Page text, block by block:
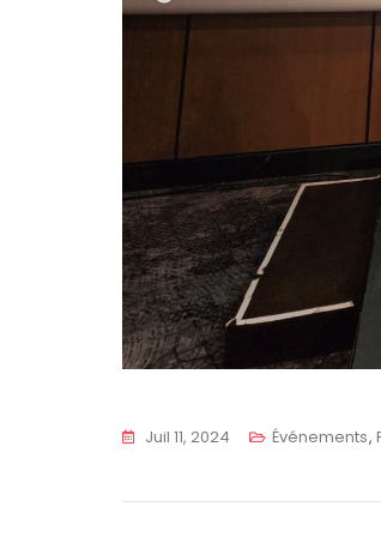
Juil 11, 2024 Événements,